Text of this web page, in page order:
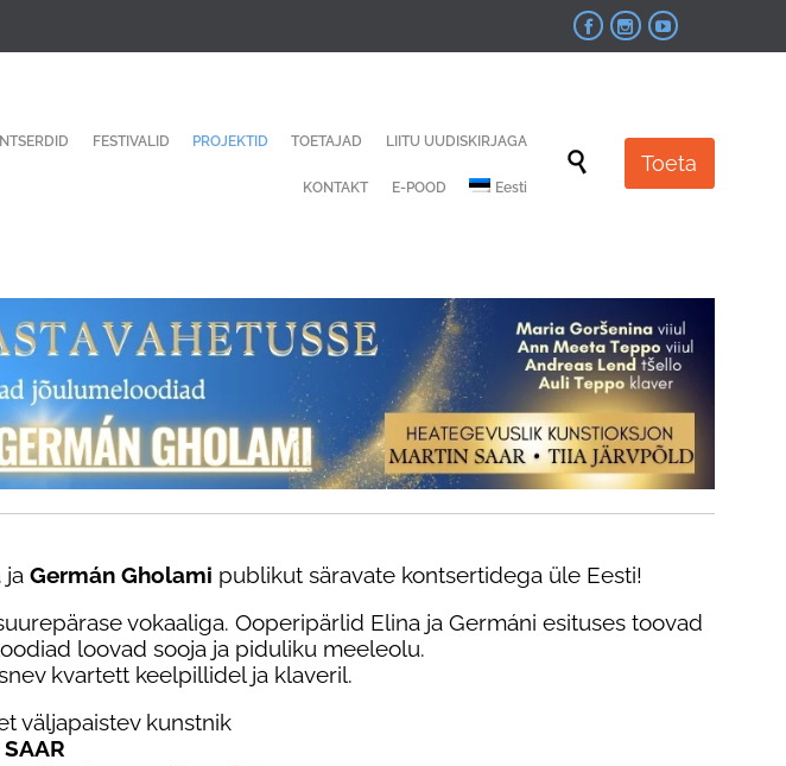
  
content
FESTIVALID PROJEKTID TOETAJAD LIITU UUDISKIRJAGA
KONTAKT E-POOD Eesti
 Toeta
ja Germán Gholami publikut säravate kontsertidega üle Eesti!
vokaaliga. Ooperipärlid Elina ja Germáni esituses toovad
loovad sooja ja piduliku meeleolu.
kvartett keelpillidel ja klaveril.
väljapaistev kunstnik